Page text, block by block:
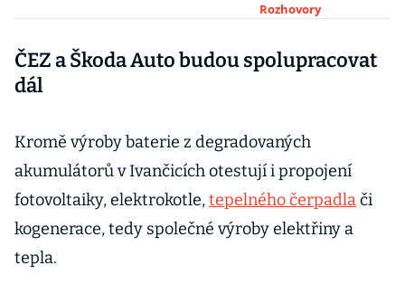
Strašákem je
baterií do
Jahn
Rozhovory
ČEZ a Škoda Auto budou spolupracovat
dál
Kromě výroby baterie z degradovaných
akumulátorů v Ivančicích otestují i propojení
fotovoltaiky, elektrokotle,tepelného čerpadlači
kogenerace, tedy společné výroby elektřiny a
tepla.